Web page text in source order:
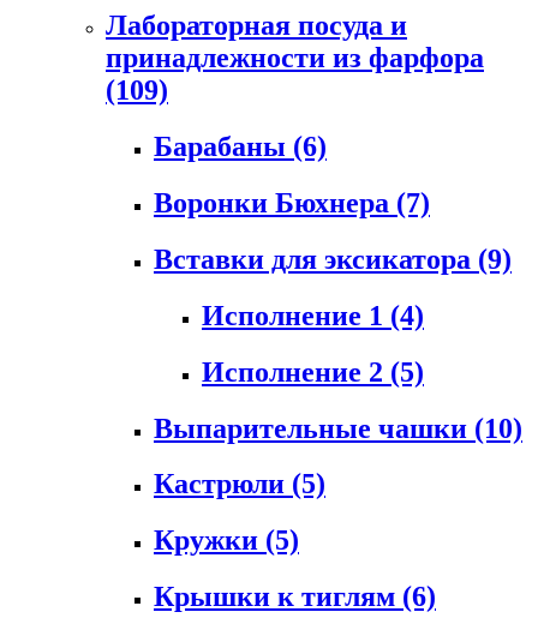
Лабораторная посуда и
принадлежности из фарфора
(109)
Барабаны (6)
Воронки Бюхнера (7)
Вставки для эксикатора (9)
Исполнение 1 (4)
Исполнение 2 (5)
Выпарительные чашки (10)
Кастрюли (5)
Кружки (5)
Крышки к тиглям (6)